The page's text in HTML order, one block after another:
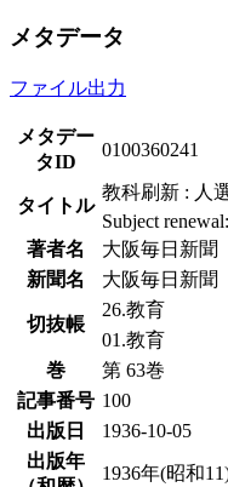
メタデータ
ファイル出力
メタデー
タID
0100360241
タイトル
教科刷新 : 人
Subject
著者名
大阪毎日新聞
新聞名
大阪毎日新聞
切抜帳
26.教育
01.教育
巻
第 63巻
記事番号 100
出版日
1936-10-05
出版年
1936年(昭和